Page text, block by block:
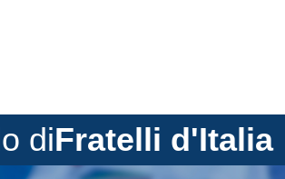
diFratelli d'Italia